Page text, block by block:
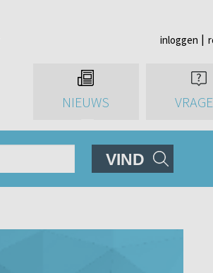
inloggen
NIEUWS
VIND